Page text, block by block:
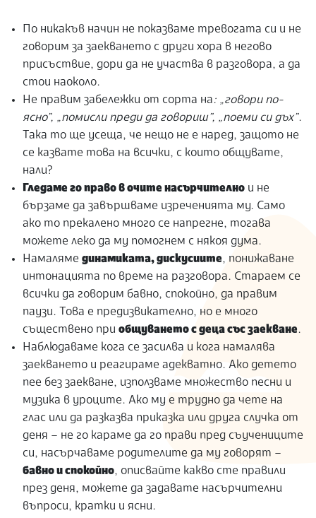
По никакъв начин не показваме тревогата си и не
говорим за заекването с други хора в негово
присъствие, дори да не участва в разговора, а да
стои наоколо.
Не правим забележки от сорта на: „говори по-
ясно”, „помисли преди да говориш”, „поеми си дъх”.
Така то ще усеща, че нещо не е наред, защото не
се казвате това на всички, с които общувате,
нали?
Гледаме го право в очите насърчително и не
бързаме да завършваме изреченията му. Само
ако то прекалено много се напрегне, тогава
можете леко да му помогнем с някоя дума.
Намалямединамиката, дискусиите, понижаване
интонацията по време на разговора. Стараем се
всички да говорим бавно, спокойно, да правим
паузи. Това е предизвикателно, но е много
съществено приобщуването с деца със заекване.
Наблюдаваме кога се засилва и кога намалява
заекването и реагираме адекватно. Ако детето
пее без заекване, използваме множество песни и
музика в уроците. Ако му е трудно да чете на
глас или да разказва приказка или друга случка от
деня – не го караме да го прави пред съучениците
си, насърчаваме родителите да му говорят –
бавно и спокойно, описвайте какво сте правили
през деня, можете да задавате насърчителни
въпроси, кратки и ясни.